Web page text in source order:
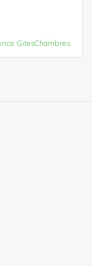
GitesChambres